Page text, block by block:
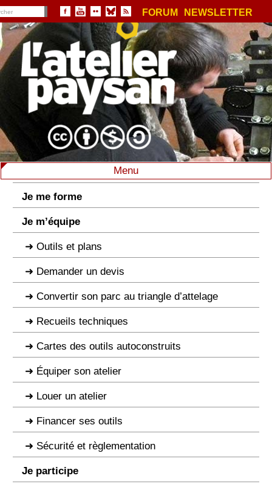
FORUM NEWSLETTER
Menu
Je me forme
Je m’équipe
Outils et plans
Demander un devis
Convertir son parc au triangle d’attelage
Recueils techniques
Cartes des outils autoconstruits
Équiper son atelier
Louer un atelier
Financer ses outils
Sécurité et règlementation
Je participe